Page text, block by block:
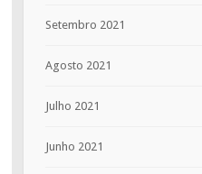
Setembro 2021
Agosto 2021
Julho 2021
Junho 2021